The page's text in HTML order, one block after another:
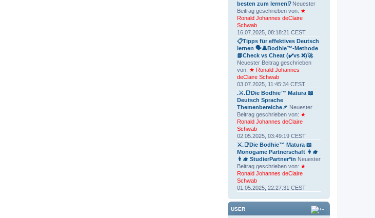
besten zum lernen⁉️Neuester
Beitrag geschrieben von: ★
Ronald Johannes deClaire
Schwab
16.07.2025, 08:18:21 CEST
📋Tipps für effektives Deutsch
lernen 🗣👤Bodhie™-Methode
📘Check vs Cheat (✔️vs ❌)🚀
Neuester Beitrag geschrieben
von: ★ Ronald Johannes
deClaire Schwab
03.07.2025, 11:45:34 CEST
.⚔.📑Die Bodhie™ Matura 📖
Deutsch Sprache
Themenbereiche📌 Neuester
Beitrag geschrieben von: ★
Ronald Johannes deClaire
Schwab
02.05.2025, 03:49:19 CEST
⚔.📑Die Bodhie™ Matura 📖
Monogame Partnerschaft 👩‍🎓
👨‍🎓 StudierPartner*in Neuester
Beitrag geschrieben von: ★
Ronald Johannes deClaire
Schwab
01.05.2025, 22:27:31 CEST
USER